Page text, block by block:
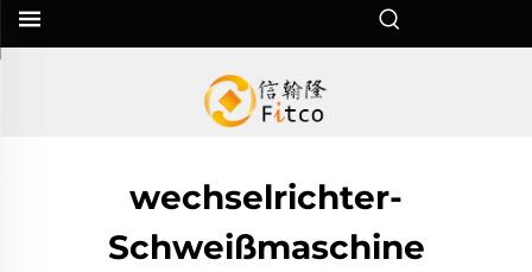
wechselrichter-
Schweißmaschine